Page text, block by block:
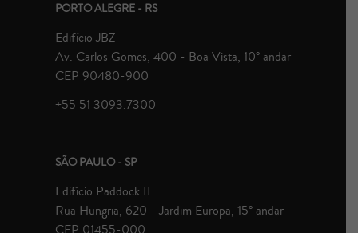
PORTO ALEGRE - RS
Edifício JBZ
Av. Carlos Gomes, 400 - Boa Vista, 10° andar
CEP 90480-900
+55 51 3093.7300
SÃO PAULO - SP
Edifício Paddock II
Rua Hungria, 620 - Jardim Europa, 15° andar